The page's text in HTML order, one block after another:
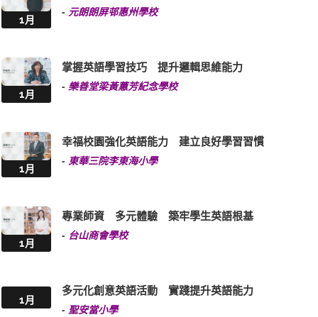
1月
- 元朗朗屏邨惠州學校
1月
掌握英語學習技巧 提升邏輯思維能力
- 樂善堂梁黃蕙芳紀念學校
1月
幸福校園強化英語能力 建立良好學習習慣
- 東華三院李東海小學
1月
專業師資 多元體驗 築牢學生英語根基
- 台山商會學校
1月
多元化創意英語活動 實踐提升英語能力
- 聖安當小學